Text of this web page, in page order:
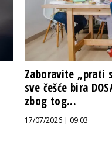
Zaboravite „prati
sve češće bira
zbog tog...
17/07/2026 | 09:03